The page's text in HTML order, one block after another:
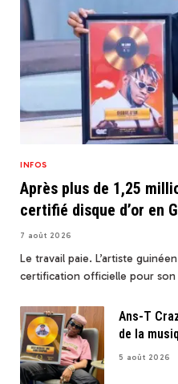
INFOS
Après plus de 1,25
certifié disque d’or en
7 août 2026
Le travail paie. L’artiste
certification officielle pour
Ans-T
de la
5 août 2026